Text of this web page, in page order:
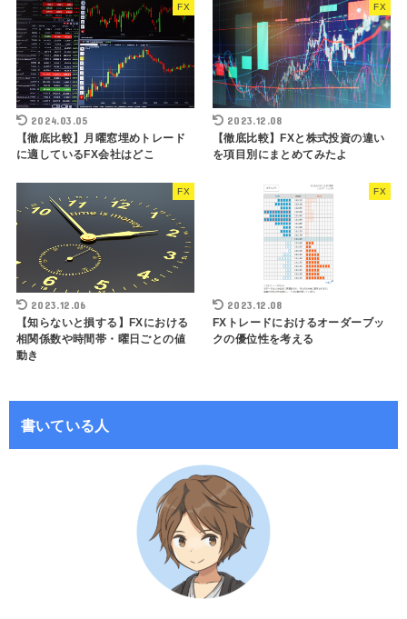
FX
2024.03.05
【徹底比較】月曜窓埋めトレード
に適しているFX会社はどこ
FX
2023.12.08
【徹底比較】FXと株式投資の違い
を項目別にまとめてみたよ
FX
2023.12.06
【知らないと損する】FXにおける
相関係数や時間帯・曜日ごとの値
動き
FX
2023.12.08
FXトレードにおけるオーダーブッ
クの優位性を考える
書いている人